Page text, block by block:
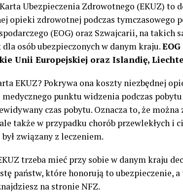
Ubezpieczenia Zdrowotnego (EKUZ)
opieki zdrowotnej podczas tymczasowego
(EOG) oraz Szwajcarii, na takich
osób ubezpieczonych w danym kraju.
Unii Europejskiej oraz Islandię,
EKUZ? Pokrywa ona koszty niezbędnej
punktu widzenia podczas
czas pobytu. Oznacza to, że
także w przypadku chorób przewlekłych i
związany z leczeniem.
trzeba mieć przy sobie w danym kraju
państw, które honorują to ubezpieczenie,
na stronie NFZ.